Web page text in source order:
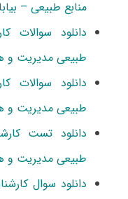
منابع طبیعی –
دانلود سوالات
طبیعی مدیریت و
دانلود سوالات
طبیعی مدیریت و
دانلود تست
طبیعی مدیریت و
دانلود سوال